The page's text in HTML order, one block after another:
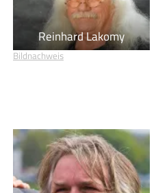
Reinhard Lakomy
Bildnachweis